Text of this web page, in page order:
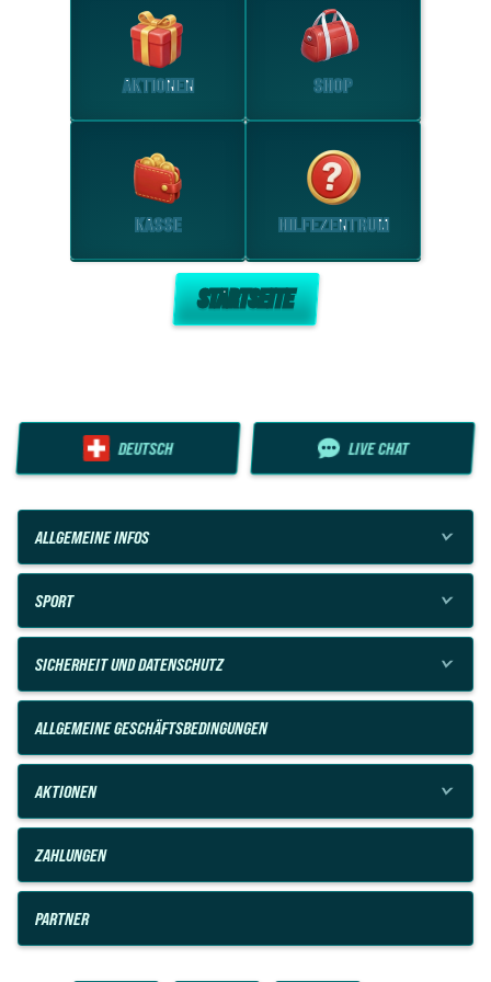
AKTIONEN SHOP
KASSE HILFEZENTRUM
STARTSEITE
DEUTSCH LIVE CHAT
ALLGEMEINE INFOS
SPORT
SICHERHEIT UND DATENSCHUTZ
ALLGEMEINE GESCHÄFTSBEDINGUNGEN
AKTIONEN
ZAHLUNGEN
PARTNER